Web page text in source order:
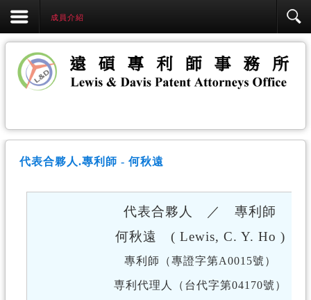
成員介紹
代表合夥人.專利師 - 何秋遠
代表合夥人 ／ 專利師
何秋遠 ( Lewis, C. Y. Ho )
專利師（專證字第A0015號）
専利代理人（台代字第04170號）